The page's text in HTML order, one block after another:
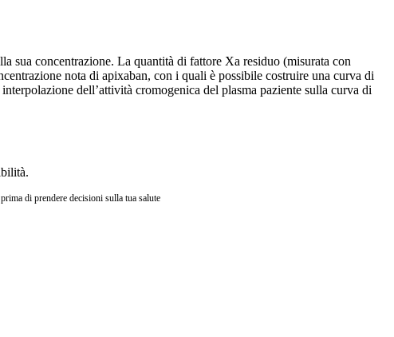
sua concentrazione. La quantità di fattore Xa residuo (misurata con
nota di apixaban, con i quali è possibile costruire una curva di
dell’attività cromogenica del plasma paziente sulla curva di
di prendere decisioni sulla tua salute